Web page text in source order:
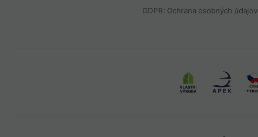
GDPR: Ochrana osobných údajov